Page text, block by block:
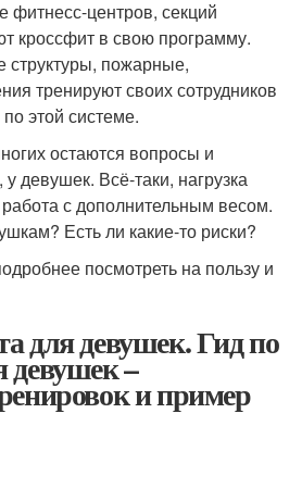
фитнесс-центров, секций
кроссфит в свою программу.
пожарные,
тренируют своих сотрудников
этой системе.
остаются вопросы и
девушек. Всё-таки, нагрузка
с дополнительным весом.
Есть ли какие-то риски?
посмотреть на пользу и
для девушек. Гид по
девушек –
и пример